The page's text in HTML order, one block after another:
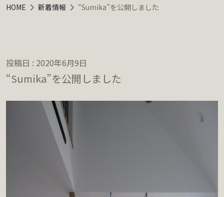
HOME 新着情報 “Sumika”を公開しました
投稿日 : 2020年6月9日
“Sumika”を公開しました